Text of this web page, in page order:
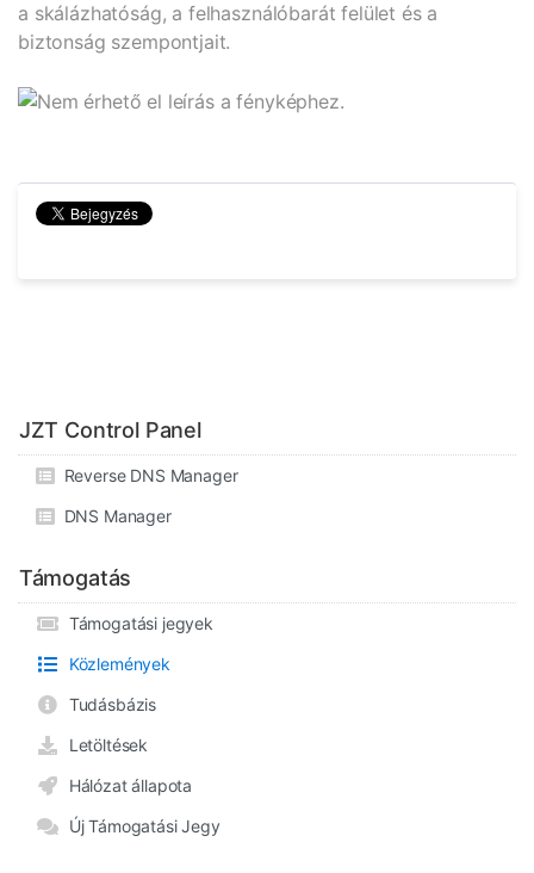
a skálázhatóság, a felhasználóbarát felület és a
biztonság szempontjait.
JZT Control Panel
Reverse DNS Manager
DNS Manager
Támogatás
Támogatási jegyek
Közlemények
Tudásbázis
Letöltések
Hálózat állapota
Új Támogatási Jegy